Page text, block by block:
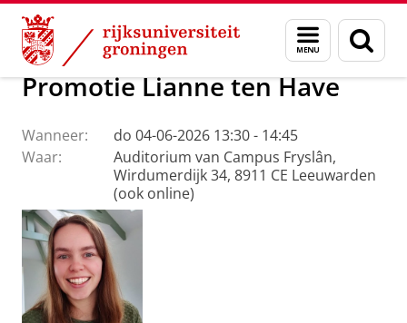
Skip
Content
Skip
Navigation
Menu
en
zoeken
Over ons Campus Fryslân
Promotie Lianne ten Have
Wanneer:
do 04-06-2026 13:30 - 14:45
Waar:
Auditorium van Campus Fryslân,
Wirdumerdijk 34, 8911 CE Leeuwarden
(ook online)